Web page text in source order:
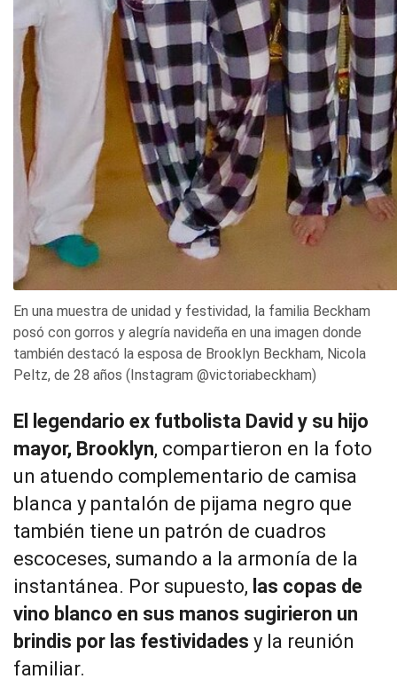
En una muestra de unidad y festividad, la familia Beckham
posó con gorros y alegría navideña en una imagen donde
también destacó la esposa de Brooklyn Beckham, Nicola
Peltz, de 28 años (Instagram @victoriabeckham)
El legendario ex futbolista David y su hijo
mayor, Brooklyn, compartieron en la foto
un atuendo complementario de camisa
blanca y pantalón de pijama negro que
también tiene un patrón de cuadros
escoceses, sumando a la armonía de la
instantánea. Por supuesto, las copas de
vino blanco en sus manos sugirieron un
brindis por las festividades y la reunión
familiar.